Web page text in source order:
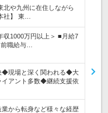
や九州に在住しながら
社】 東…
収1000万円以上＞ ■月給7
職給与…
◆現場と深く関われる◆大
イアント多数◆継続支援依
業から転身など様々な経歴